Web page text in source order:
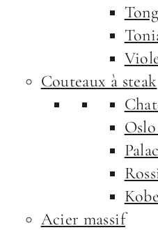
Couteaux à steak
Kobe
Acier massif